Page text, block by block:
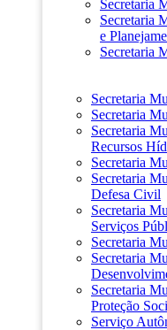
Secretaria
Secretaria
e
Secretaria
Secretaria
Secretaria
Secretaria
Recursos
Secretaria
Secretaria
Defesa Civil
Secretaria
Serviços
Secretaria
Secretaria
Secretaria
Proteção
Serviço